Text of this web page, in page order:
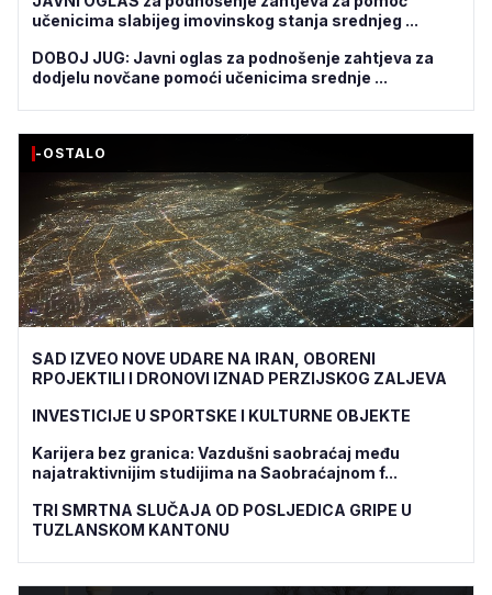
učenicima slabijeg imovinskog stanja srednjeg ...
DOBOJ JUG: Javni oglas za podnošenje zahtjeva za
dodjelu novčane pomoći učenicima srednje ...
-OSTALO
SAD IZVEO NOVE UDARE NA IRAN, OBORENI
RPOJEKTILI I DRONOVI IZNAD PERZIJSKOG ZALJEVA
INVESTICIJE U SPORTSKE I KULTURNE OBJEKTE
Karijera bez granica: Vazdušni saobraćaj među
najatraktivnijim studijima na Saobraćajnom f...
TRI SMRTNA SLUČAJA OD POSLJEDICA GRIPE U
TUZLANSKOM KANTONU